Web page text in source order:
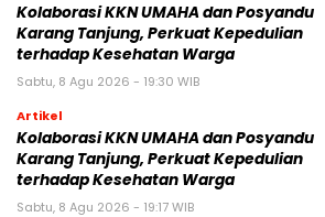
Kolaborasi KKN UMAHA dan Posyandu
Karang Tanjung, Perkuat Kepedulian
terhadap Kesehatan Warga
Sabtu, 8 Agu 2026 - 19:30 WIB
Artikel
Kolaborasi KKN UMAHA dan Posyandu
Karang Tanjung, Perkuat Kepedulian
terhadap Kesehatan Warga
Sabtu, 8 Agu 2026 - 19:17 WIB